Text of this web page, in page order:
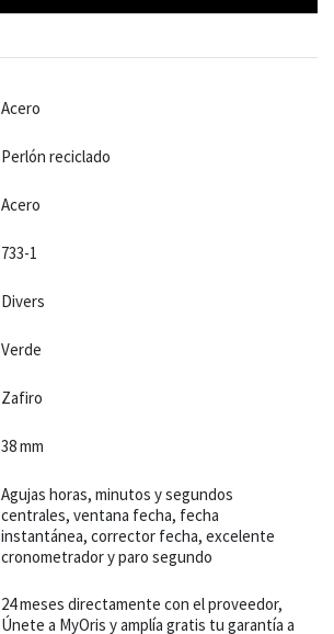
Acero
Perlón reciclado
Acero
733-1
Divers
Verde
Zafiro
38 mm
Agujas horas, minutos y segundos
centrales, ventana fecha, fecha
instantánea, corrector fecha, excelente
cronometrador y paro segundo
24 meses directamente con el proveedor,
Únete a MyOris y amplía gratis tu garantía a